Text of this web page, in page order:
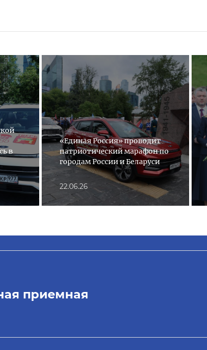
в
«Единая Россия» проводит
патриотический марафон по
городам России и Беларуси
22.06.26
приемная